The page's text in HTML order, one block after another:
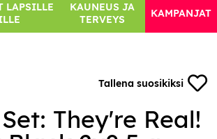
LAPSILLE
KAUNEUS JA
TERVEYS
KAMPANJAT
Tallena suosikiksi
They're Real!